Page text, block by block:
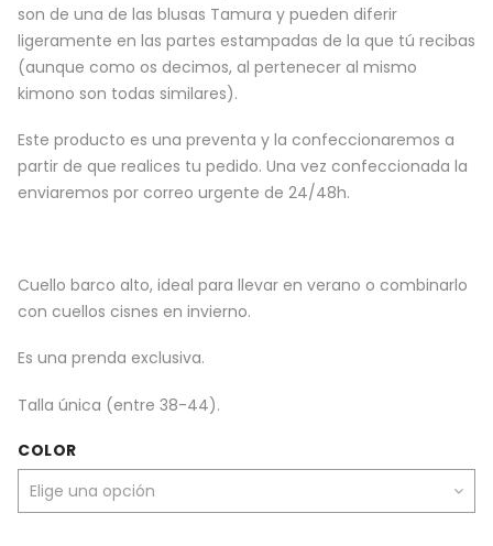
son de una de las blusas Tamura y pueden diferir
ligeramente en las partes estampadas de la que tú recibas
(aunque como os decimos, al pertenecer al mismo
kimono son todas similares).
Este producto es una preventa y la confeccionaremos a
partir de que realices tu pedido. Una vez confeccionada la
enviaremos por correo urgente de 24/48h.
Cuello barco alto, ideal para llevar en verano o combinarlo
con cuellos cisnes en invierno.
Es una prenda exclusiva.
Talla única (entre 38-44).
COLOR